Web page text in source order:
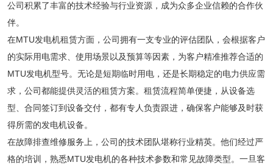
公司积累了丰富的技术经验与行业资源，成为众多企业信赖的合作伙
伴。
在MTU发电机租赁方面，公司拥有一支专业的评估团队，会根据客户
的实际用电需求、使用场景以及预算等因素，为客户精准推荐合适的
MTU发电机型号。无论是短期临时用电，还是长期稳定的电力供应需
求，公司都能提供灵活的租赁方案。租赁流程简单便捷，从设备选
型、合同签订到设备交付，都有专人负责跟进，确保客户能够及时获
得所需的发电机设备。
在故障排查维修服务上，公司的技术团队堪称行业精英。他们经过严
格的培训，熟悉MTU发电机的各种技术参数和常见故障类型。一旦客